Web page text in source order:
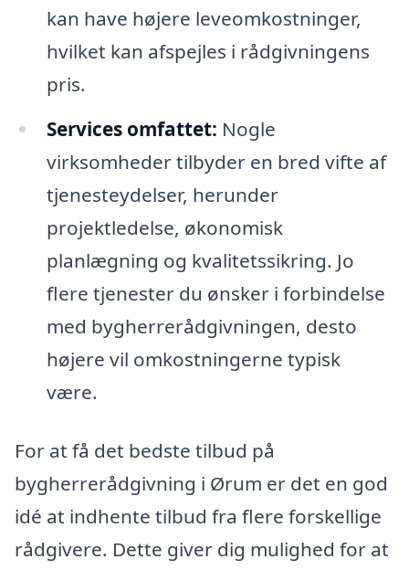
kan have højere leveomkostninger,
hvilket kan afspejles i rådgivningens
pris.
Services omfattet: Nogle
virksomheder tilbyder en bred vifte af
tjenesteydelser, herunder
projektledelse, økonomisk
planlægning og kvalitetssikring. Jo
flere tjenester du ønsker i forbindelse
med bygherrerådgivningen, desto
højere vil omkostningerne typisk
være.
For at få det bedste tilbud på
bygherrerådgivning i Ørum er det en god
idé at indhente tilbud fra flere forskellige
rådgivere. Dette giver dig mulighed for at